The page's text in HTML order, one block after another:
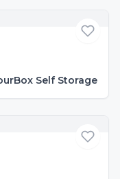
Self Storage